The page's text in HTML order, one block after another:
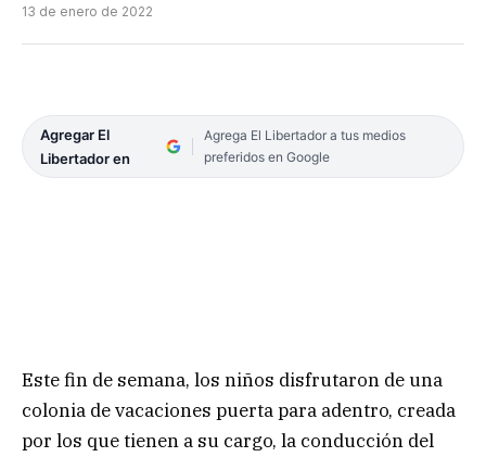
13 de enero de 2022
Agregar El
Libertador en
Agrega El Libertador a tus medios
preferidos en Google
Este fin de semana, los niños disfrutaron de una
colonia de vacaciones puerta para adentro, creada
por los que tienen a su cargo, la conducción del